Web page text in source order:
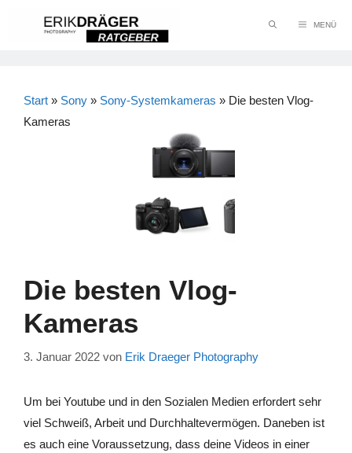
MENÜ
Start » Sony » Sony-Systemkameras » Die besten Vlog-
Kameras
Die besten Vlog-
Kameras
3. Januar 2022 von Erik Draeger Photography
Um bei Youtube und in den Sozialen Medien erfordert sehr
viel Schweiß, Arbeit und Durchhaltevermögen. Daneben ist
es auch eine Voraussetzung, dass deine Videos in einer